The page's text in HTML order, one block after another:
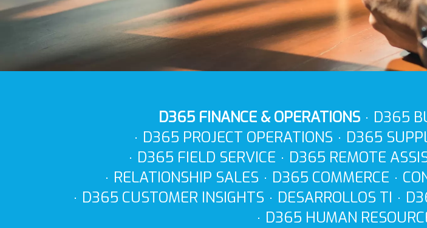
D365 FINANCE & OPERATIONS D365
D365 PROJECT OPERATIONS
D365
D365 FIELD SERVICE
D365 REMOTE
RELATIONSHIP SALES
D365 COMMERCE
D365 CUSTOMER INSIGHTS
DESARROLLOS TI
D365 HUMAN